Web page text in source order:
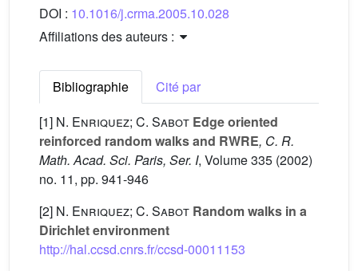
DOI : 10.1016/j.crma.2005.10.028
Affiliations des auteurs :
Bibliographie
Cité par
[1] N. Enriquez; C. Sabot Edge oriented
reinforced random walks and RWRE, C. R.
Math. Acad. Sci. Paris, Ser. I, Volume 335 (2002)
no. 11, pp. 941-946
[2] N. Enriquez; C. Sabot Random walks in a
Dirichlet environment
http://hal.ccsd.cnrs.fr/ccsd-00011153